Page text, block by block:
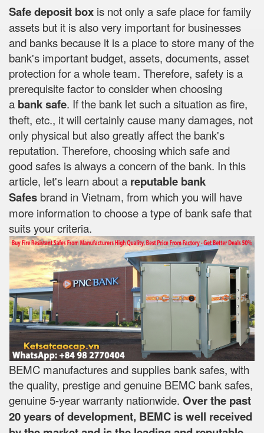
Safe deposit box is not only a safe place for family
assets but it is also very important for businesses
and banks because it is a place to store many of the
bank's important budget, assets, documents, asset
protection for a whole team. Therefore, safety is a
prerequisite factor to consider when choosing
a bank safe. If the bank let such a situation as fire,
theft, etc., it will certainly cause many damages, not
only physical but also greatly affect the bank's
reputation. Therefore, choosing which safe and
good safes is always a concern of the bank. In this
article, let's learn about a reputable bank
Safes brand in Vietnam, from which you will have
more information to choose a type of bank safe that
suits your criteria.
BEMC manufactures and supplies bank safes, with
the quality, prestige and genuine BEMC bank safes,
genuine 5-year warranty nationwide. Over the past
20 years of development, BEMC is well received